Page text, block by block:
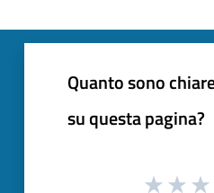
Quanto sono
su questa pagina?